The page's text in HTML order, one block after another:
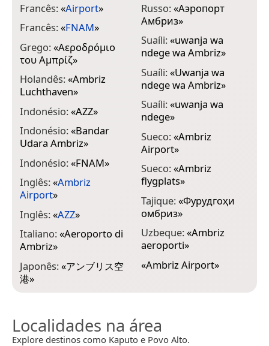
Francês:«Airport»
Francês:«FNAM»
Grego:«Αεροδρόμιο
του Αμπρίζ»
Holandês:«Ambriz
Luchthaven»
Indonésio:«AZZ»
Indonésio:«Bandar
Udara Ambriz»
Indonésio:«FNAM»
Inglês:«Ambriz
Airport»
Inglês:«AZZ»
Italiano:«Aeroporto di
Ambriz»
Japonês:«アンブリス空
港»
Russo:«Аэропорт
Амбриз»
Suaíli:«uwanja wa
ndege wa Ambriz»
Suaíli:«Uwanja wa
ndege wa Ambriz»
Suaíli:«uwanja wa
ndege»
Sueco:«Ambriz
Airport»
Sueco:«Ambriz
flygplats»
Tajique:«Фурудгоҳи
омбриз»
Uzbeque:«Ambriz
aeroporti»
«Ambriz Airport»
Localidades na área
Explore destinos como Kaputo e Povo Alto.